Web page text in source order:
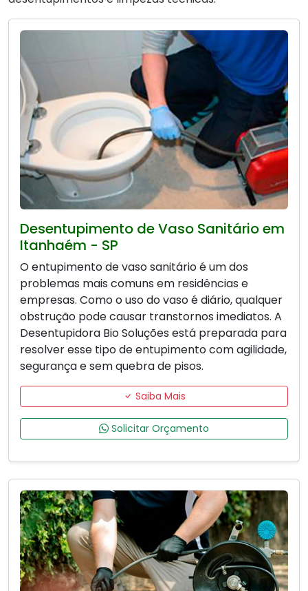
Desentupimento de Vaso Sanitário em
Itanhaém - SP
O entupimento de vaso sanitário é um dos
problemas mais comuns em residências e
empresas. Como o uso do vaso é diário, qualquer
obstrução pode causar transtornos imediatos. A
Desentupidora Bio Soluções está preparada para
resolver esse tipo de entupimento com agilidade,
segurança e sem quebra de pisos.
Saiba Mais
Solicitar Orçamento